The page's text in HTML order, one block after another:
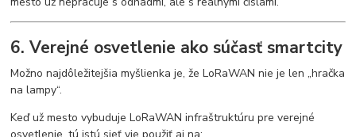
6. Verejné osvetlenie ako súčasť smartcity
Možno najdôležitejšia myšlienka je, že LoRaWAN nie je len „hračka
na lampy“.
Keď už mesto vybuduje LoRaWAN infraštruktúru pre verejné
osvetlenie, tú istú sieť vie použiť aj na: